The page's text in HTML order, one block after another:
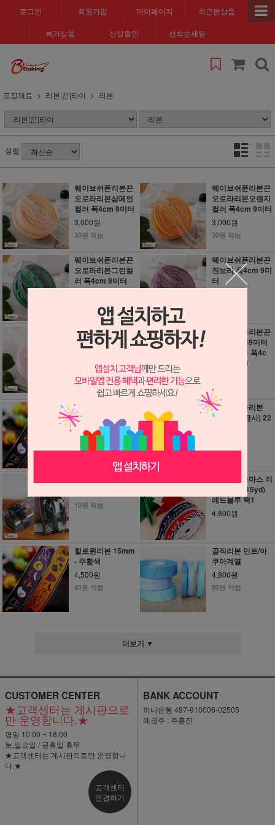
로그인 회원가입 마이페이지 최근본상품
특가상품 신상할인 선착순세일
포장재료 리본|끈|타이 리본
정렬
웨이브쉬폰리본끈
오로라리본샴페인
컬러 폭4cm 9미터
3,000원
30원 적립
웨이브쉬폰리본끈
오로라리본오렌지
컬러 폭4cm 9미터
3,000원
30원 적립
웨이브쉬폰리본끈
오로라리본그린컬
러 폭4cm 9미터
30원 적립
웨이브쉬폰리본끈
진보라 폭4cm 9미
터
웨이브쉬폰리본끈
연핑크 폭4cm 9미
터
3,000원
30원 적립
웨이브쉬폰리본끈
오로라리본9미터
컬러풀블루 폭4c
m 6cm 택1
30원 적립
할로윈리본 15mm
- 보라색
4,500원
40원 적립
스카이주자리본
(양쪽겉면금사) 22
60원 적립
10원 적립
골직크리스마스 리
본 15mm(15yd)
레드블루 택1
4,800원
할로윈리본 15mm
- 주황색
4,500원
40원 적립
골직리본 민트/아
쿠아계열
4,800원
80원 적립
더보기 ▼
CUSTOMER CENTER
★고객센터는 게시판으로
만 운영합니다.★
평일 10:00 ~ 18:00
토,일요일 / 공휴일 휴무
★고객센터는 게시판으로만 운영합니
다.★
고객센터
연결하기
BANK ACCOUNT
하나은행 497-910006-02505
예금주 : 주홍진